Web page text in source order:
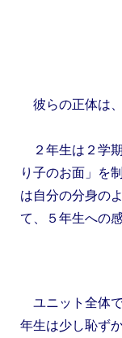
彼らの正体は
２年生は２学
り子のお面」を
は自分の分身の
て、５年生への
ユニット全体
年生は少し恥ず